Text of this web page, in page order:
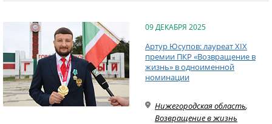
09 ДЕКАБРЯ 2025
Артур Юсупов: лауреат XIX
премии ПКР «Возвращение в
жизнь» в одноименной
номинации
Нижегородская область,
Возвращение в жизнь